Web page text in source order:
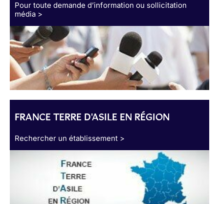
Pour toute demande d’information ou sollicitation
média >
FRANCE TERRE D'ASILE EN RÉGION
Rechercher un établissement >